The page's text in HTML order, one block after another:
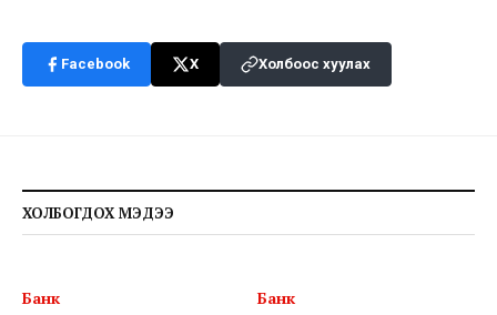
Facebook X Холбоос хуулах
ХОЛБОГДОХ МЭДЭЭ
Банк
Банк